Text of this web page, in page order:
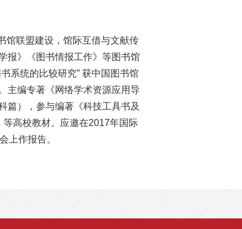
馆联盟建设，馆际互借与文献传
报》《图书情报工作》等图书馆
系统的比较研究” 获中国图书馆
主编专著《网络学术资源应用导
篇），参与编著《科技工具书及
高校教材。应邀在2017年国际
上作报告。